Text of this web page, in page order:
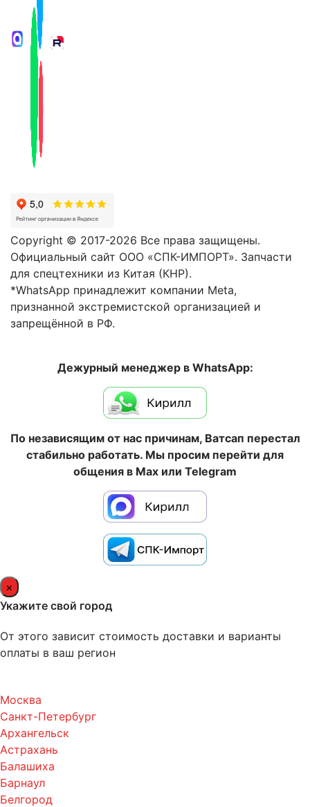
Copyright © 2017-2026 Все права защищены.
Официальный сайт ООО «СПК-ИМПОРТ». Запчасти
для спецтехники из Китая (КНР).
*WhatsApp принадлежит компании Meta,
признанной экстремистской организацией и
запрещённой в РФ.
Дежурный менеджер в WhatsApp:
По независящим от нас причинам, Ватсап перестал
стабильно работать. Мы просим перейти для
общения в Max или Telegram
×
Укажите свой город
От этого зависит стоимость доставки и варианты
оплаты в ваш регион
Москва
Санкт-Петербург
Архангельск
Астрахань
Балашиха
Барнаул
Белгород